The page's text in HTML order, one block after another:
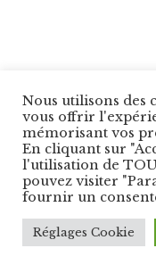
Nous utilisons des
vous offrir
mémorisant vos
En cliquant sur
l'utilisation de
pouvez visiter
fournir un
Réglages Cookie